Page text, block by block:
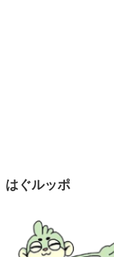
はぐルッポ